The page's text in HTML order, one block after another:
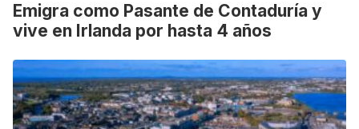
Emigra como Pasante de Contaduría y
vive en Irlanda por hasta 4 años